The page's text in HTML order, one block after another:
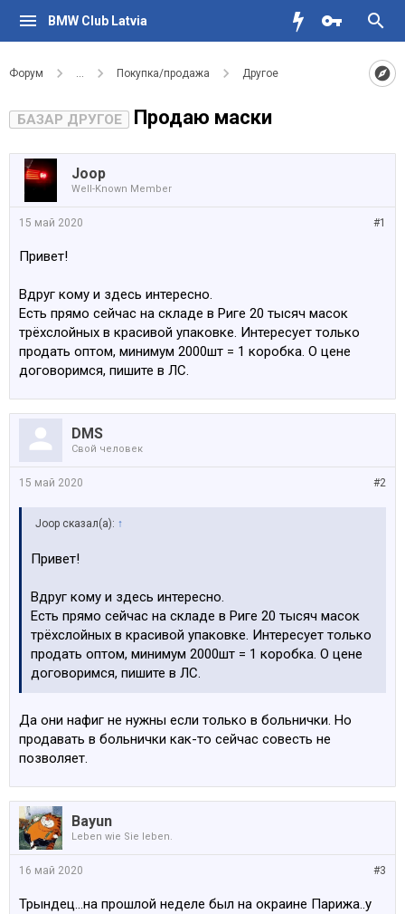
BMW Club Latvia
Форум ... Покупка/продажа Другое
БАЗАР ДРУГОЕ Продаю маски
Joop
Well-Known Member
#1
15 май 2020
Привет!
Вдруг кому и здесь интересно.
Есть прямо сейчас на складе в Риге 20 тысяч масок
трёхслойных в красивой упаковке. Интересует только
продать оптом, минимум 2000шт = 1 коробка. О цене
договоримся, пишите в ЛС.
DMS
Свой человек
#2
15 май 2020
Joop сказал(а): ↑
Привет!
Вдруг кому и здесь интересно.
Есть прямо сейчас на складе в Риге 20 тысяч масок
трёхслойных в красивой упаковке. Интересует только
продать оптом, минимум 2000шт = 1 коробка. О цене
договоримся, пишите в ЛС.
Да они нафиг не нужны если только в больнички. Но
продавать в больнички как-то сейчас совесть не
позволяет.
Bayun
Leben wie Sie leben.
#3
16 май 2020
Трындец...на прошлой неделе был на окраине Парижа..у